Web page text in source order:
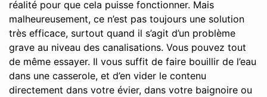
réalité pour que cela puisse fonctionner. Mais
malheureusement, ce n’est pas toujours une solution
très efficace, surtout quand il s’agit d’un problème
grave au niveau des canalisations. Vous pouvez tout
de même essayer. Il vous suffit de faire bouillir de l’eau
dans une casserole, et d’en vider le contenu
directement dans votre évier, dans votre baignoire ou